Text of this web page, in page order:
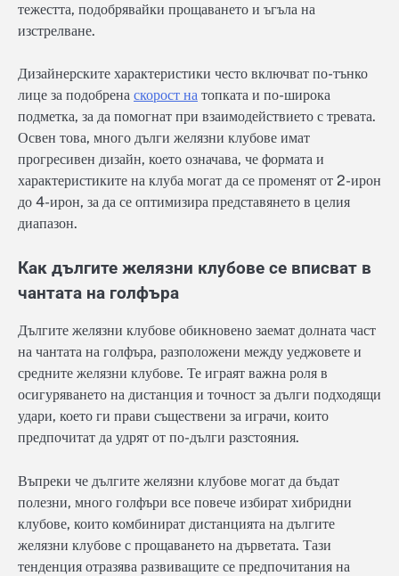
тежестта, подобрявайки прощаването и ъгъла на
изстрелване.
Дизайнерските характеристики често включват по-тънко
лице за подобрена скорост на топката и по-широка
подметка, за да помогнат при взаимодействието с тревата.
Освен това, много дълги желязни клубове имат
прогресивен дизайн, което означава, че формата и
характеристиките на клуба могат да се променят от 2-ирон
до 4-ирон, за да се оптимизира представянето в целия
диапазон.
Как дългите желязни клубове се вписват в
чантата на голфъра
Дългите желязни клубове обикновено заемат долната част
на чантата на голфъра, разположени между уеджовете и
средните желязни клубове. Те играят важна роля в
осигуряването на дистанция и точност за дълги подходящи
удари, което ги прави съществени за играчи, които
предпочитат да удрят от по-дълги разстояния.
Въпреки че дългите желязни клубове могат да бъдат
полезни, много голфъри все повече избират хибридни
клубове, които комбинират дистанцията на дългите
желязни клубове с прощаването на дърветата. Тази
тенденция отразява развиващите се предпочитания на